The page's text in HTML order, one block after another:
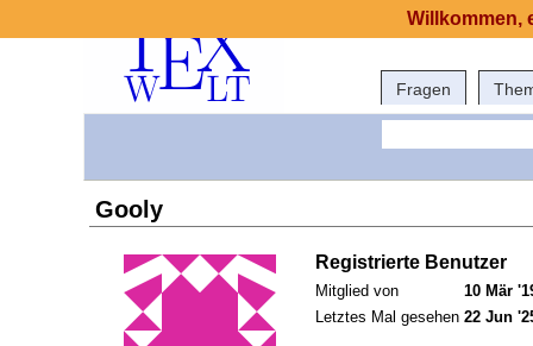
Fragen
Gooly
Registrierte Benutzer
Mitglied von
10 Mär
Letztes Mal gesehen 22 Jun
Willkommen,